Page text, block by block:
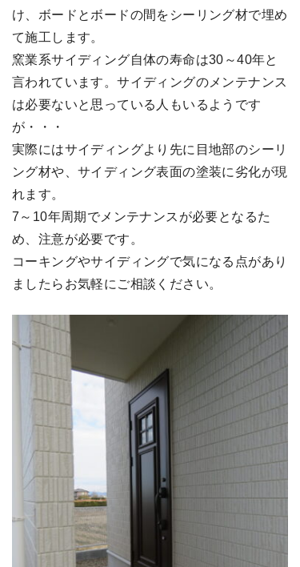
け、ボードとボードの間をシーリング材で埋め
て施工します。
窯業系サイディング自体の寿命は30～40年と
言われています。サイディングのメンテナンス
は必要ないと思っている人もいるようです
が・・・
実際にはサイディングより先に目地部のシーリ
ング材や、サイディング表面の塗装に劣化が現
れます。
7～10年周期でメンテナンスが必要となるた
め、注意が必要です。
コーキングやサイディングで気になる点があり
ましたらお気軽にご相談ください。